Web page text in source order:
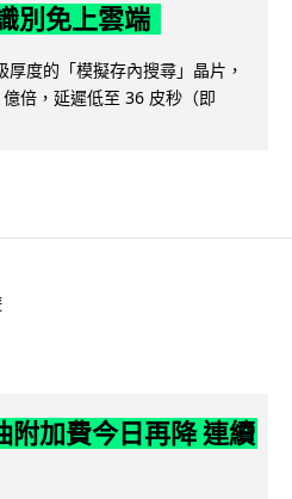
別免上雲端
度的「模擬存內搜尋」晶片，
倍，延遲低至 36 皮秒（即
附加費今日再降 連續